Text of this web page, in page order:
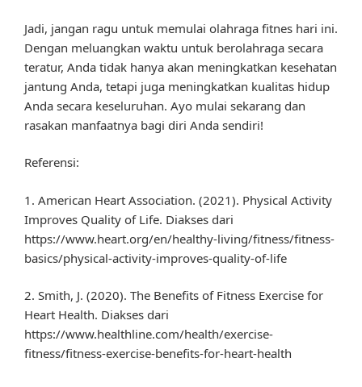
Jadi, jangan ragu untuk memulai olahraga fitnes hari ini.
Dengan meluangkan waktu untuk berolahraga secara
teratur, Anda tidak hanya akan meningkatkan kesehatan
jantung Anda, tetapi juga meningkatkan kualitas hidup
Anda secara keseluruhan. Ayo mulai sekarang dan
rasakan manfaatnya bagi diri Anda sendiri!
Referensi:
1. American Heart Association. (2021). Physical Activity
Improves Quality of Life. Diakses dari
https://www.heart.org/en/healthy-living/fitness/fitness-
basics/physical-activity-improves-quality-of-life
2. Smith, J. (2020). The Benefits of Fitness Exercise for
Heart Health. Diakses dari
https://www.healthline.com/health/exercise-
fitness/fitness-exercise-benefits-for-heart-health